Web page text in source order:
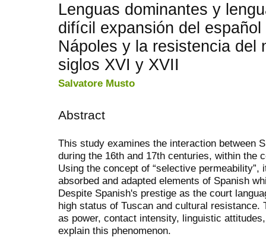
Lenguas dominantes y
difícil expansión del
Nápoles y la resistencia del
siglos XVI y XVII
Salvatore Musto
Abstract
This study examines the interaction between
during the 16th and 17th centuries, within the
Using the concept of “selective permeability”,
absorbed and adapted elements of Spanish
Despite Spanish's prestige as the court
high status of Tuscan and cultural
as power, contact intensity, linguistic
explain this phenomenon.